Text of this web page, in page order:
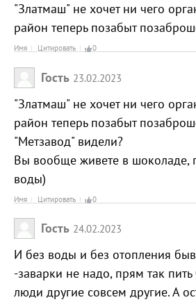
"Златмаш" не хочет ни чего
район теперь позабыт
Имя Цитировать 0
Гость 23.02.2023
"Златмаш" не хочет ни чего
район теперь позабыт
"Метзавод" видели?
Вы вообще живете в шоколаде,
воды)
Имя Цитировать 0
Гость 24.02.2023
И без воды и без отопления
-заварки не надо, прям так
люди другие совсем другие. А